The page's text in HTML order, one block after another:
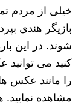
خیلی از مردم
بازیگر هندی
شوند. در این
کنید می‌
را مانند عکس
مشاهده نمایید.